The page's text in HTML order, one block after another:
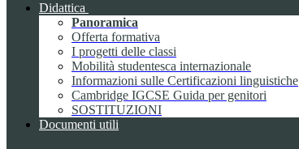
Didattica
Panoramica
Offerta formativa
I progetti delle classi
Mobilità studentesca internazionale
Informazioni sulle Certificazioni linguistiche
Cambridge IGCSE Guida per genitori
SOSTITUZIONI
Documenti utili